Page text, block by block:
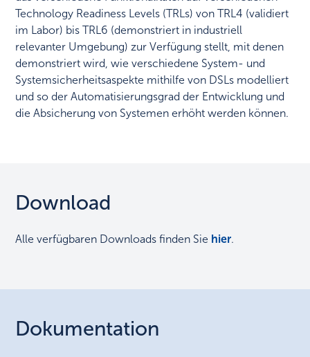
Technology Readiness Levels (TRLs) von TRL4 (validiert
im Labor) bis TRL6 (demonstriert in industriell
relevanter Umgebung) zur Verfügung stellt, mit denen
demonstriert wird, wie verschiedene System- und
Systemsicherheitsaspekte mithilfe von DSLs modelliert
und so der Automatisierungsgrad der Entwicklung und
die Absicherung von Systemen erhöht werden können.
Download
Alle verfügbaren Downloads finden Sie hier.
Dokumentation